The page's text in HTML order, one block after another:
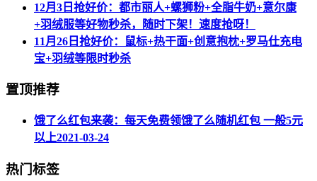
12月3日抢好价：都市丽人+螺狮粉+全脂牛奶+意尔康
+羽绒服等好物秒杀，随时下架！速度抢呀！
11月26日抢好价：鼠标+热干面+创意抱枕+罗马仕充电
宝+羽绒等限时秒杀
置顶推荐
饿了么红包来袭：每天免费领饿了么随机红包 一般5元
以上2021-03-24
热门标签